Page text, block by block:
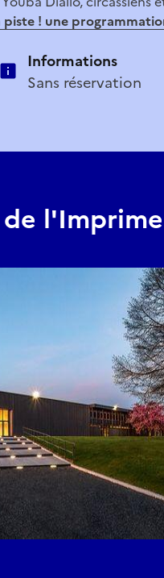
piste ! une
Informations
Sans réservation